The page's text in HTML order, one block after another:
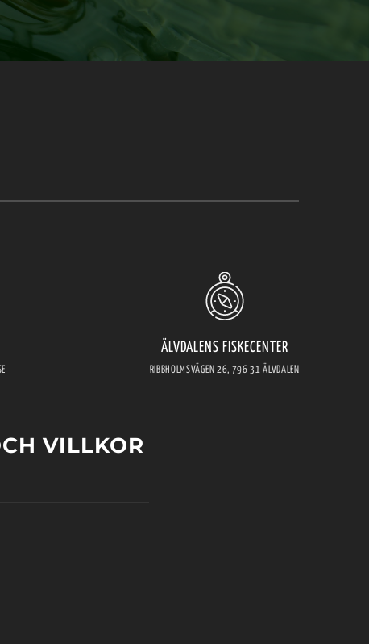
ÄLVDALENS FISKECENTER
RIBBHOLMSVÄGEN 26, 796 31 ÄLVDALEN
VILLKOR